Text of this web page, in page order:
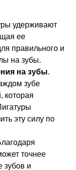
удерживают
ее
правильного и
на зубы.
на зубы.
зубе
которая
эту силу по
точнее
зубов и